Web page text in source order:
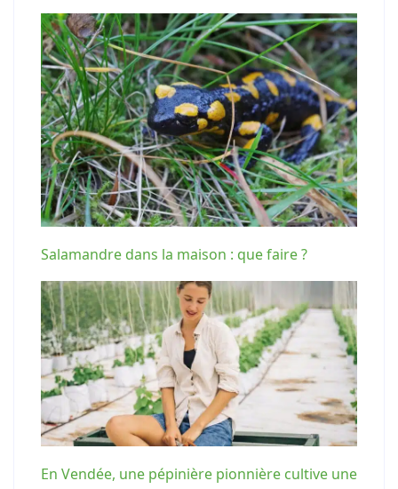
Salamandre dans la maison : que faire ?
En Vendée, une pépinière pionnière cultive une